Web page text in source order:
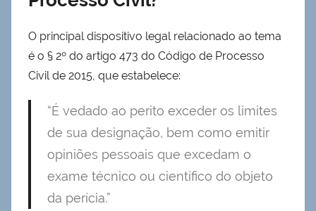
O principal dispositivo legal relacionado ao tema
é o § 2º do artigo 473 do Código de Processo
Civil de 2015, que estabelece:
“É vedado ao perito exceder os limites
de sua designação, bem como emitir
opiniões pessoais que excedam o
exame técnico ou científico do objeto
da perícia.”